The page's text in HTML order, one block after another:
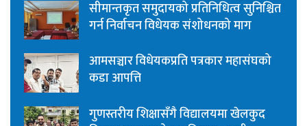
सीमान्तकृत समुदायको प्रतिनिधित्व सुनिश्चित
गर्न निर्वाचन विधेयक संशोधनको माग
आमसञ्चार विधेयकप्रति पत्रकार महासंघको
कडा आपत्ति
गुणस्तरीय शिक्षासँगै विद्यालयमा खेलकुद